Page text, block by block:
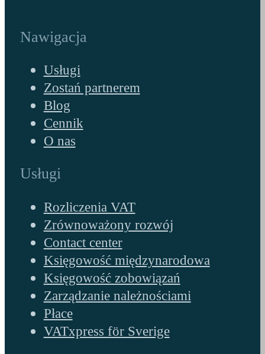
Nawigacja
Usługi
Zostań partnerem
Blog
Cennik
O nas
Usługi
Rozliczenia VAT
Zrównoważony rozwój
Contact center
Księgowość międzynarodowa
Księgowość zobowiązań
Zarządzanie należnościami
Płace
VATxpress för Sverige